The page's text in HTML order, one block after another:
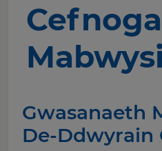
Gwasanaeth
De-Ddwyrain